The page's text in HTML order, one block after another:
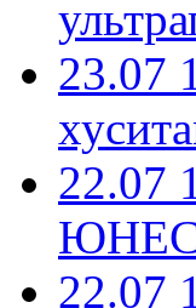
23.07
22.07
22.07